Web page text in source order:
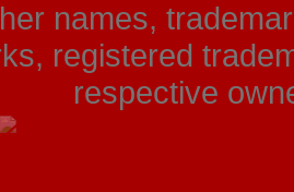
names,
registered
respective